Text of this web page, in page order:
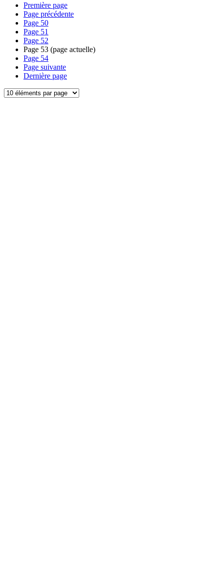
Première page
Page précédente
Page 50
Page 51
Page 52
Page 53 (page actuelle)
Page 54
Page suivante
Dernière page